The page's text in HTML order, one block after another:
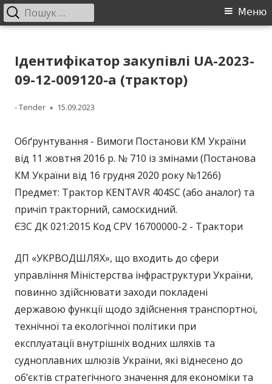
контенту
Головне
Меню
Пошук:
Ідентифікатор закупівлі UA-2023-
09-12-009120-a (трактор)
Автор
- Tender Опубліковано
15.09.2023
Обґрунтування - Вимоги Постанови КМ України
від 11 жовтня 2016 р. № 710 із змінами (Постанова
КМ України від 16 грудня 2020 року №1266)
Предмет: Трактор KENTAVR 404SC (або аналог) та
причіп тракторний, самоскидний.
ЄЗС ДК 021:2015 Код CPV 16700000-2 - Трактори
ДП «УКРВОДШЛЯХ», що входить до сфери
управління Міністерства інфраструктури України,
повинно здійснювати заходи покладені
державою функції щодо здійснення транспортної,
технічної та екологічної політики при
експлуатації внутрішніх водних шляхів та
судноплавних шлюзів України, які віднесено до
об’єктів стратегічного значення для економіки та